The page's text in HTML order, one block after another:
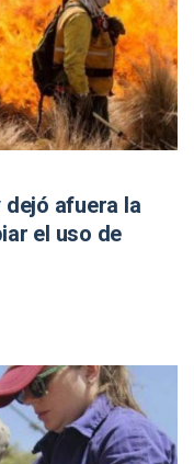
afuera la
el uso de